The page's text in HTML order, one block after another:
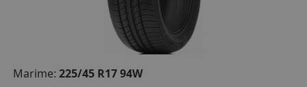
B2B - COLABORARE COMPANII
COS (0 PRODUSE
Marime: 225/45 R17 94W